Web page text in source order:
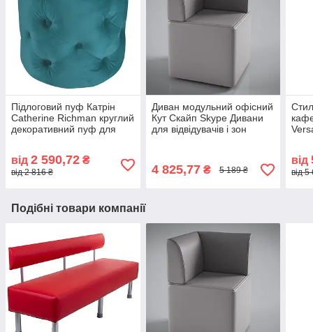
Підлоговий пуф Катрін
Catherine Richman круглий
декоративний пуф для
від 2 590,72 ₴
від 2 816 ₴
Диван модульний офісний
Кут Скайп Skype Дивани
для відвідувачів і зон
4 825,77₴ 5 189 ₴
від
від
Подібні товари компанії